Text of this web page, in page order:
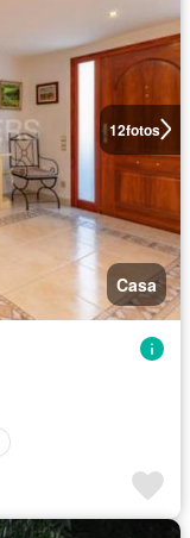
12fotos
Casa